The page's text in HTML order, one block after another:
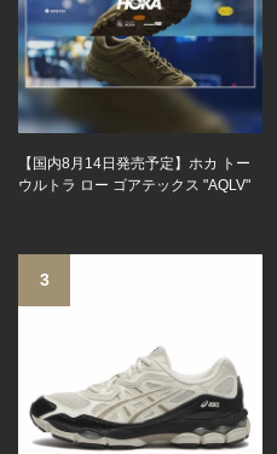
【国内8月14日発売予定】ホカ トー
ウルトラ ロー ゴアテックス "AQLV"
3